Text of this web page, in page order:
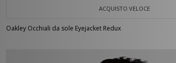
ACQUISTO VELOCE
Oakley Occhiali da sole Eyejacket Redux